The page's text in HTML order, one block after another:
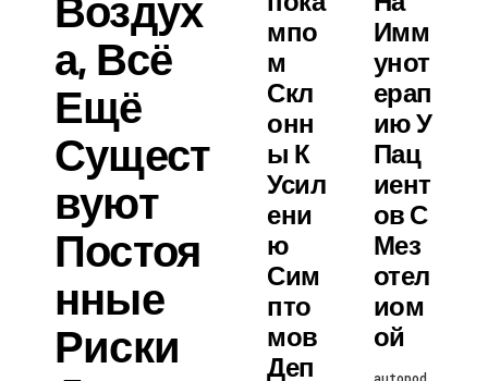
А, Всё
Ещё
Сущест
Вуют
Постоя
Нные
Риски
Мпо
М
Скл
Онн
Ы К
Усил
Ени
Ю
Сим
Пто
Мов
Деп
Имм
Унот
Ерап
Ию У
Пац
Иент
Ов С
Мез
Отел
Иом
Ой
autopod